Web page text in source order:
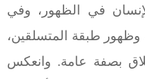
في الظهور، وفي
وظهور طبقة المتسلقين،
بصفة عامة. وانعكس